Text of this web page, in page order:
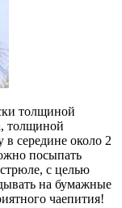
толщиной
толщиной
середине около 2
посыпать
с целью
на бумажные
чаепития!